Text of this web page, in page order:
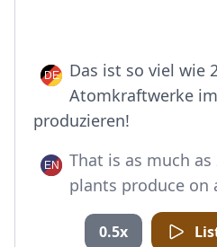
Das ist so viel wie
Atomkraftwerke
produzieren!
That is as much
plants produce on
0.5x